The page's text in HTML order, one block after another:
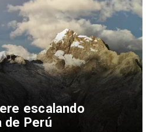
escalando
de Perú